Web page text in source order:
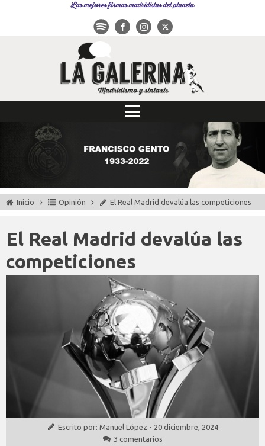
Las mejores firmas madridistas del planeta
Inicio Opinión El Real Madrid devalúa las competiciones
El Real Madrid devalúa las
competiciones
Escrito por: Manuel López - 20 diciembre, 2024
3 comentarios